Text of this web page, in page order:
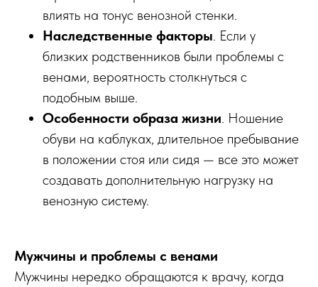
влиять на тонус венозной стенки.
Наследственные факторы. Если у
близких родственников были проблемы с
венами, вероятность столкнуться с
подобным выше.
Особенности образа жизни. Ношение
обуви на каблуках, длительное пребывание
в положении стоя или сидя — все это может
создавать дополнительную нагрузку на
венозную систему.
Мужчины и проблемы с венами
Мужчины нередко обращаются к врачу, когда